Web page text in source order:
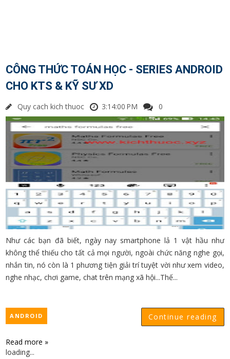
CÔNG THỨC TOÁN HỌC - SERIES ANDROID
CHO KTS & KỸ SƯ XD
Quy cach kich thuoc 3:14:00 PM 0
Như các bạn đã biết, ngày nay smartphone lả 1 vật hầu như
không thể thiếu cho tất cả mọi người, ngoài chức năng nghe gọi,
nhắn tin, nó còn là 1 phương tiện giải trí tuyệt vời như xem video,
nghe nhạc, chơi game, chat trên mạng xã hội...Thế...
Continue reading
ANDROID
Read more »
loading...